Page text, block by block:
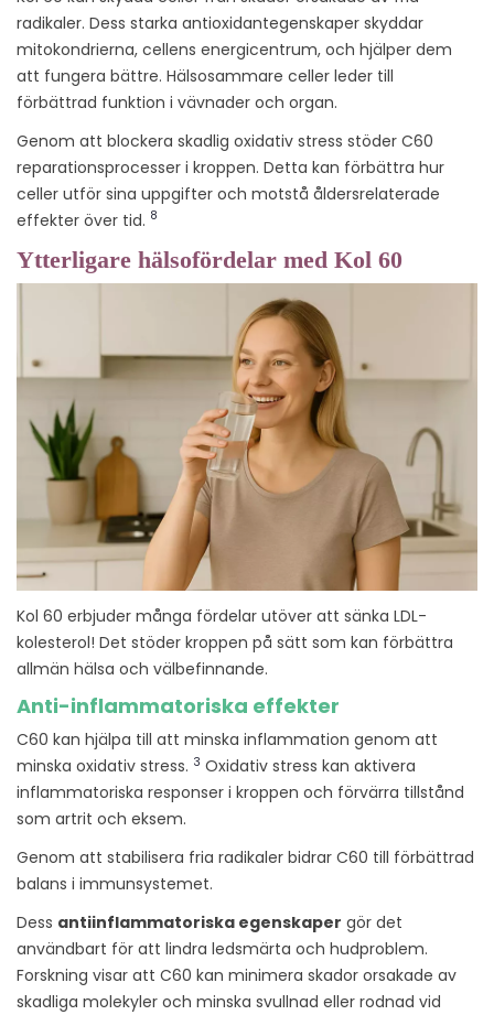
radikaler. Dess starka antioxidantegenskaper skyddar
mitokondrierna, cellens energicentrum, och hjälper dem
att fungera bättre. Hälsosammare celler leder till
förbättrad funktion i vävnader och organ.
Genom att blockera skadlig oxidativ stress stöder C60
reparationsprocesser i kroppen. Detta kan förbättra hur
celler utför sina uppgifter och motstå åldersrelaterade
effekter över tid. 8
Ytterligare hälsofördelar med Kol 60
Kol 60 erbjuder många fördelar utöver att sänka LDL-
kolesterol! Det stöder kroppen på sätt som kan förbättra
allmän hälsa och välbefinnande.
Anti-inflammatoriska effekter
C60 kan hjälpa till att minska inflammation genom att
minska oxidativ stress. 3 Oxidativ stress kan aktivera
inflammatoriska responser i kroppen och förvärra tillstånd
som artrit och eksem.
Genom att stabilisera fria radikaler bidrar C60 till förbättrad
balans i immunsystemet.
Dess antiinflammatoriska egenskaper gör det
användbart för att lindra ledsmärta och hudproblem.
Forskning visar att C60 kan minimera skador orsakade av
skadliga molekyler och minska svullnad eller rodnad vid